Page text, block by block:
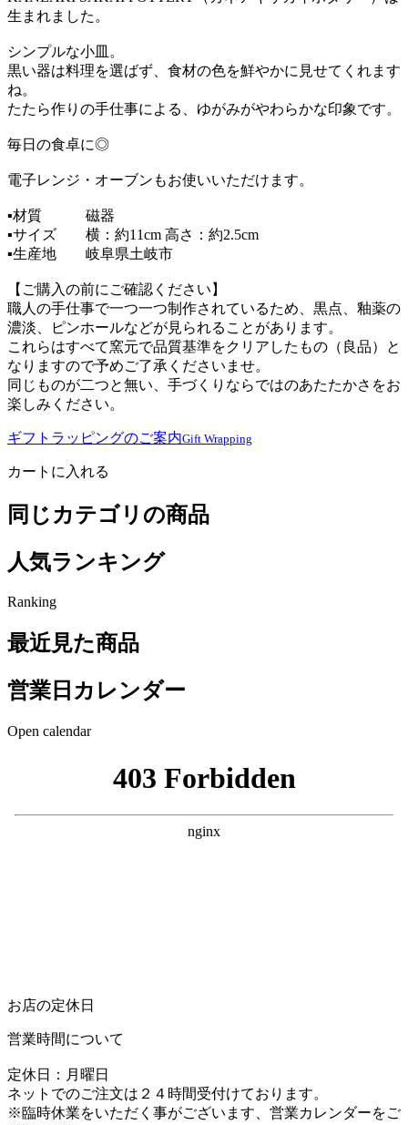
生まれました。
シンプルな小皿。
黒い器は料理を選ばず、食材の色を鮮やかに見せてくれます
ね。
たたら作りの手仕事による、ゆがみがやわらかな印象です。
毎日の食卓に◎
電子レンジ・オーブンもお使いいただけます。
▪︎材質 磁器
▪︎サイズ 横：約11cm 高さ：約2.5cm
▪︎生産地 岐阜県土岐市
【ご購入の前にご確認ください】
職人の手仕事で一つ一つ制作されているため、黒点、釉薬の
濃淡、ピンホールなどが見られることがあります。
これらはすべて窯元で品質基準をクリアしたもの（良品）と
なりますので予めご了承くださいませ。
同じものが二つと無い、手づくりならではのあたたかさをお
楽しみください。
ギフトラッピングのご案内Gift Wrapping
カートに入れる
同じカテゴリの商品
人気ランキング
Ranking
最近見た商品
営業日カレンダー
Open calendar
お店の定休日
営業時間について
定休日：月曜日
ネットでのご注文は２４時間受付けております。
※臨時休業をいただく事がございます、営業カレンダーをご